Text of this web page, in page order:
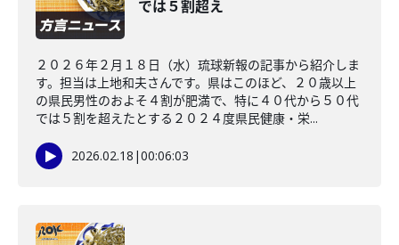
では５割超え
２０２６年２月１８日（水）琉球新報の記事から紹介しま
す。担当は上地和夫さんです。県はこのほど、２０歳以上
の県民男性のおよそ４割が肥満で、特に４０代から５０代
では５割を超えたとする２０２４度県民健康・栄...
2026.02.18 |00:06:03